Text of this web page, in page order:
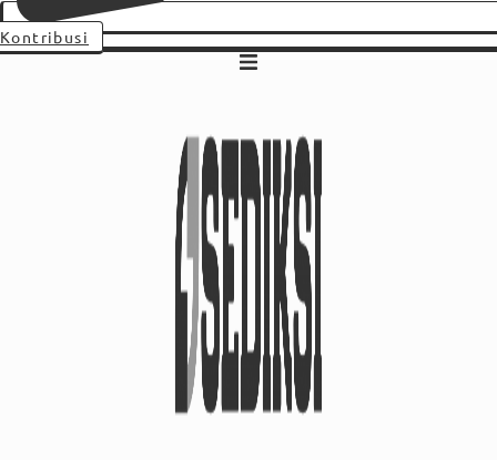
Kontribusi